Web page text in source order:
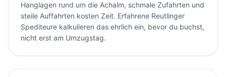
Hanglagen rund um die Achalm, schmale Zufahrten und
steile Auffahrten kosten Zeit. Erfahrene Reutlinger
Spediteure kalkulieren das ehrlich ein, bevor du buchst,
nicht erst am Umzugstag.